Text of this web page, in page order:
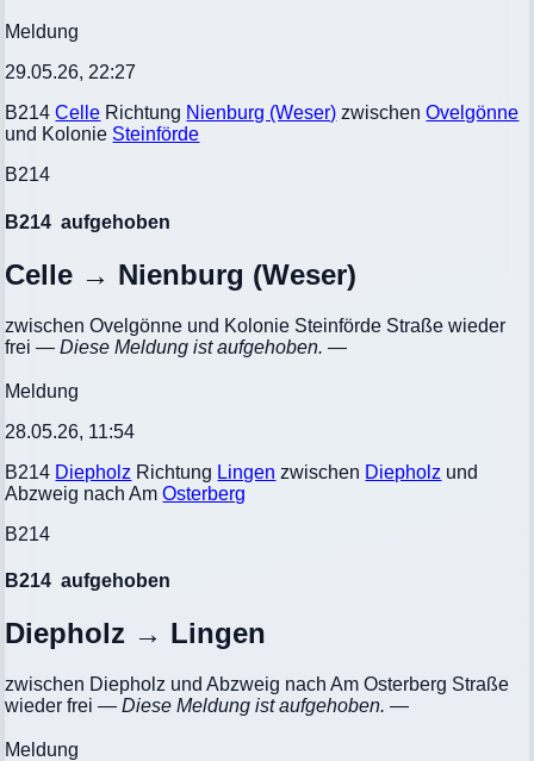
Meldung
29.05.26, 22:27
B214Celle Richtung Nienburg (Weser) zwischenOvelgönne
und Kolonie Steinförde
B214
B214 aufgehoben
Celle → Nienburg (Weser)
zwischen Ovelgönne und Kolonie Steinförde Straße wieder
frei— Diese Meldung ist aufgehoben. —
Meldung
28.05.26, 11:54
B214 Diepholz Richtung Lingen zwischen Diepholz und
Abzweig nach AmOsterberg
B214
B214 aufgehoben
Diepholz → Lingen
zwischen Diepholz und Abzweig nach Am Osterberg Straße
wieder frei— Diese Meldung ist aufgehoben. —
Meldung